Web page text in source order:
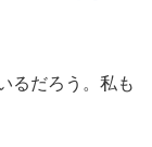
るだろう。私も